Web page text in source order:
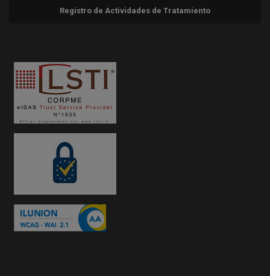
Registro de Actividades de Tratamiento